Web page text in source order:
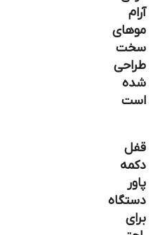
آرام
موهای
سخت
طراحی
شده
است
قفل
دکمه
پاور
دستگاه
برای